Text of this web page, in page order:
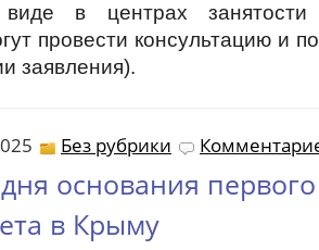
виде в центрах занятости
провести консультацию и
заявления).
Без рубрики
основания первого
в Крыму